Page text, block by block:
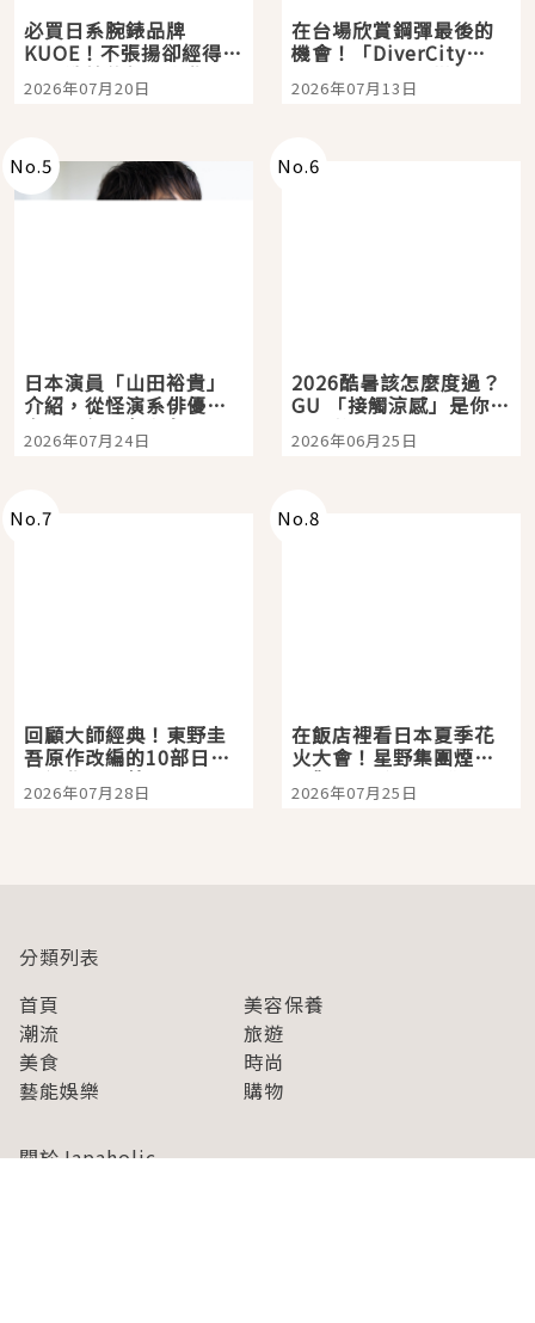
必買日系腕錶品牌
KUOE！不張揚卻經得起
時間洗鍊的經典之作五
選
2026年07月20日
在台場欣賞鋼彈最後的
機會！「DiverCity
Tokyo Plaza」搭船、
購物、美食及夜景，一
2026年07月13日
No.5
日本演員「山田裕貴」
介紹，從怪演系俳優走
向國民級日劇主角
2026年07月24日
No.6
2026酷暑該怎麼度過？
GU 「接觸涼感」是你的
夏日救星
2026年06月25日
No.7
回顧大師經典！東野圭
吾原作改編的10部日本
影視作品推薦
2026年07月28日
No.8
在飯店裡看日本夏季花
火大會！星野集團煙火
景觀飯店6選，讓你不用
人擠人悠閒欣賞
2026年07月25日
分類列表
首頁
美容保養
潮流
旅遊
美食
時尚
藝能娛樂
購物
關於Japaholic